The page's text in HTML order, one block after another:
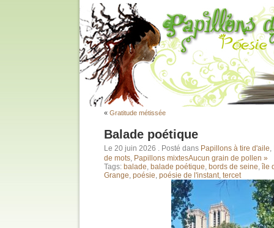
« Gratitude métissée
Balade poétique
Le 20 juin 2026 . Posté dans Papillons à tire d'aile,
de mots, Papillons mixtesAucun grain de pollen »
Tags: balade, balade poétique, bords de seine, île
Grange, poésie, poésie de l'instant, tercet